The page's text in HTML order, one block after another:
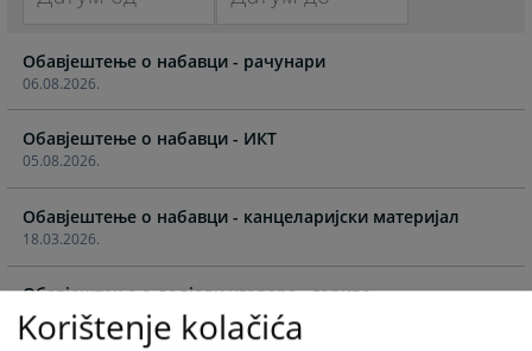
forward
to
interact
with
the
calendar
and
select
a
date.
Press
forward
interact
with
calendar
and
a
date.
Press
06.08.2026.
Обавјештење о набавци - рачунари
05.08.2026.
Обавјештење о набавци - ИКТ
18.03.2026.
Обавјештење о набавци - канцеларијски материјал
25.02.2026.
Обавјештење о додјели уговора - гориво
Korištenje kolačića